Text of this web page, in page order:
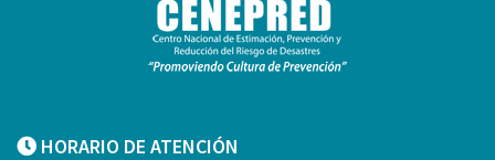
HORARIO DE ATENCIÓN